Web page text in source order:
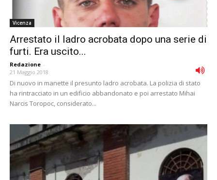
Vicenza
Arrestato il ladro acrobata dopo una serie di
furti. Era uscito...
Redazione -
21 Maggio 2018
Di nuovo in manette il presunto ladro acrobata. La polizia di stato
ha rintracciato in un edificio abbandonato e poi arrestato Mihai
Narcis Toropoc, considerato...